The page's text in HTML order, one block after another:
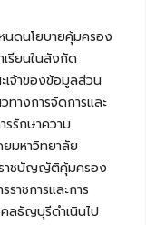
นโยบายคุ้มครอง
รียนในสังกัด
เจ้าของข้อมูลส่วน
ทางการจัดการและ
รักษาความ
มหาวิทยาลัย
ราชบัญญัติคุ้มครอง
าชการและการ
ลธัญบุรีดำเนินไป